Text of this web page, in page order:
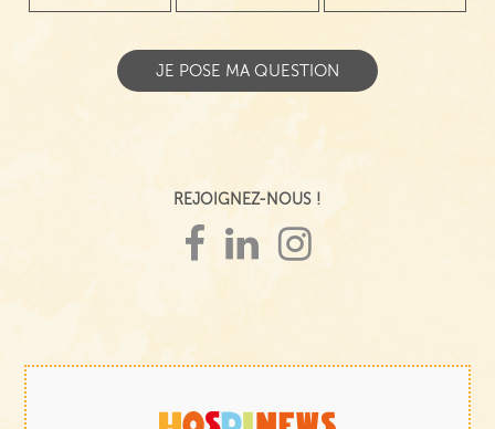
REJOIGNEZ-NOUS !